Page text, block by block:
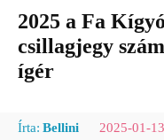
2025 a Fa
csillagjegy
ígér
Írta: Bellini 2025-01-13